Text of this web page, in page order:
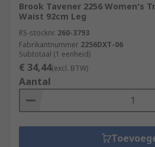
Brook Tavener 2256 Women's
Waist 92cm Leg
RS-stocknr. 260-3793
Fabrikantnummer 2256DXT-06
Subtotaal (1 eenheid)
€ 34,44(excl. BTW)
Aantal